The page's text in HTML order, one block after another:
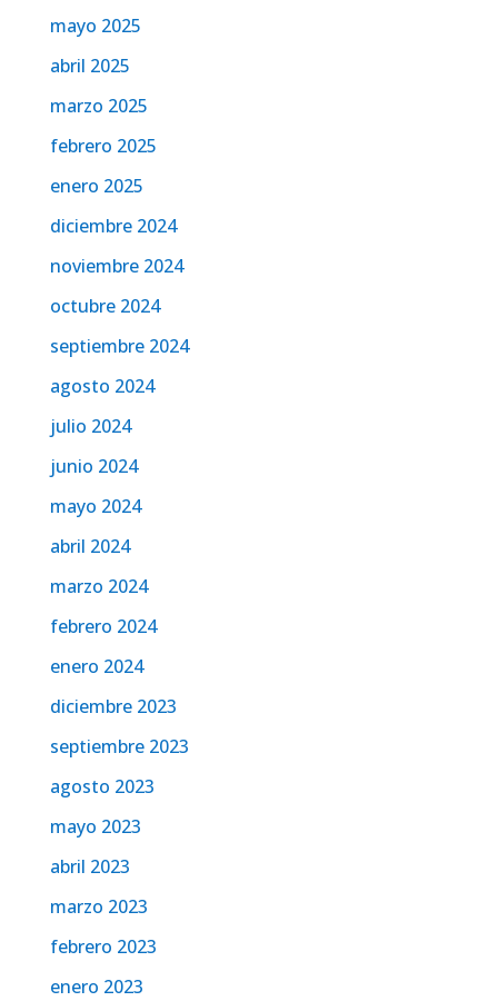
mayo 2025
abril 2025
marzo 2025
febrero 2025
enero 2025
diciembre 2024
noviembre 2024
octubre 2024
septiembre 2024
agosto 2024
julio 2024
junio 2024
mayo 2024
abril 2024
marzo 2024
febrero 2024
enero 2024
diciembre 2023
septiembre 2023
agosto 2023
mayo 2023
abril 2023
marzo 2023
febrero 2023
enero 2023